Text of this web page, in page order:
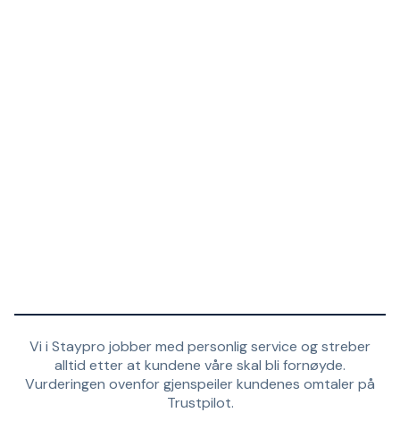
Vi i Staypro jobber med personlig service og streber
alltid etter at kundene våre skal bli fornøyde.
Vurderingen ovenfor gjenspeiler kundenes omtaler på
Trustpilot.